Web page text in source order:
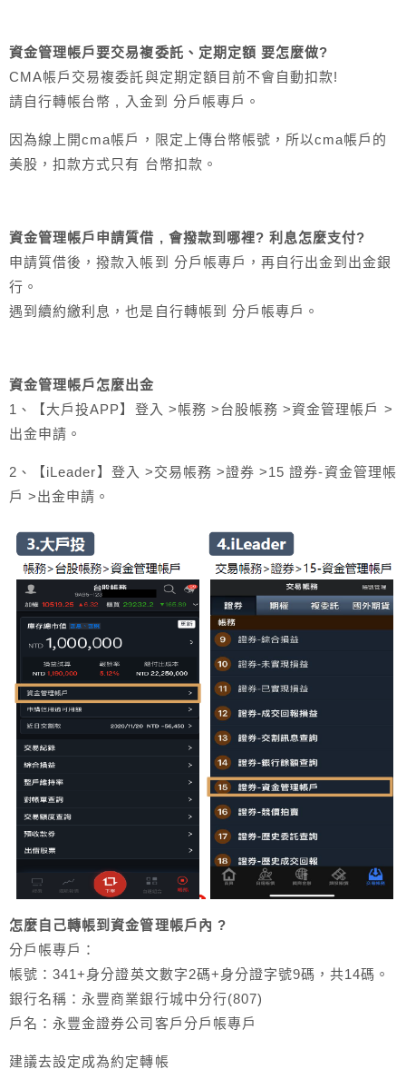
資金管理帳戶要交易複委託、定期定額 要怎麼做?
CMA帳戶交易複委託與定期定額目前不會自動扣款!
請自行轉帳台幣 , 入金到 分戶帳專戶。
因為線上開cma帳戶，限定上傳台幣帳號，所以cma帳戶的
美股，扣款方式只有 台幣扣款。
資金管理帳戶申請質借 , 會撥款到哪裡? 利息怎麼支付?
申請質借後，撥款入帳到 分戶帳專戶，再自行出金到出金銀
行。
遇到續約繳利息，也是自行轉帳到 分戶帳專戶。
資金管理帳戶怎麼出金
1、【大戶投APP】登入 >帳務 >台股帳務 >資金管理帳戶 >
出金申請。
2、【iLeader】登入 >交易帳務 >證券 >15 證券-資金管理帳
戶 >出金申請。
怎麼自己轉帳到資金管理帳戶內 ?
分戶帳專戶：
帳號：341+身分證英文數字2碼+身分證字號9碼，共14碼。
銀行名稱：永豐商業銀行城中分行(807)
戶名：永豐金證券公司客戶分戶帳專戶
建議去設定成為約定轉帳